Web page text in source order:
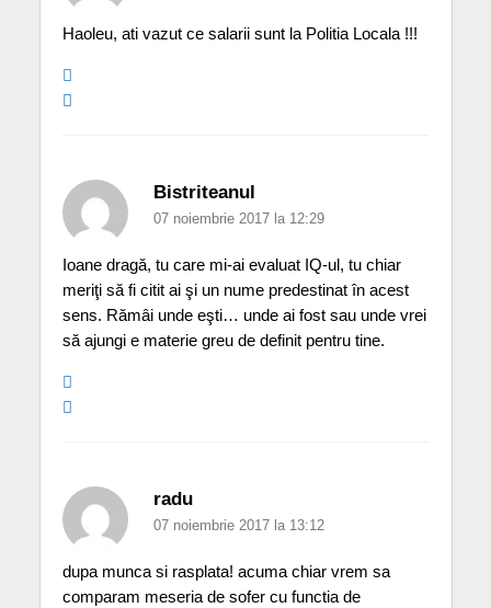
Haoleu, ati vazut ce salarii sunt la Politia Locala !!!
Bistriteanul
07 noiembrie 2017 la 12:29
Ioane dragă, tu care mi-ai evaluat IQ-ul, tu chiar
meriţi să fi citit ai şi un nume predestinat în acest
sens. Rămâi unde eşti… unde ai fost sau unde vrei
să ajungi e materie greu de definit pentru tine.
radu
07 noiembrie 2017 la 13:12
dupa munca si rasplata! acuma chiar vrem sa
comparam meseria de sofer cu functia de